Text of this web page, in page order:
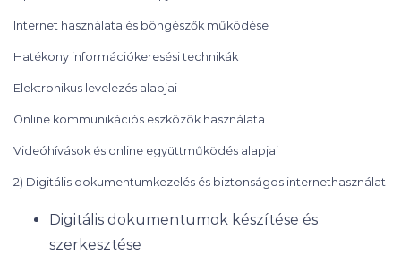
Internet használata és böngészők működése
Hatékony információkeresési technikák
Elektronikus levelezés alapjai
Online kommunikációs eszközök használata
Videóhívások és online együttműködés alapjai
2) Digitális dokumentumkezelés és biztonságos internethasználat
Digitális dokumentumok készítése és
szerkesztése